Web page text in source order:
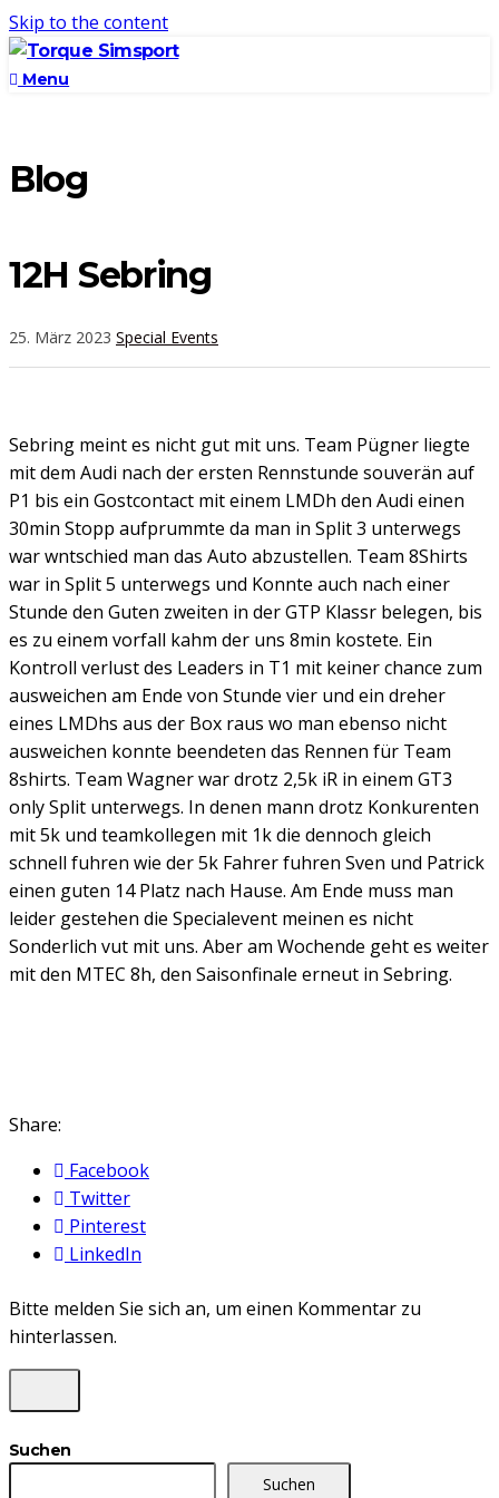
Skip to the content
Menu
Blog
12H Sebring
25. März 2023 Special Events
Sebring meint es nicht gut mit uns. Team Pügner liegte
mit dem Audi nach der ersten Rennstunde souverän auf
P1 bis ein Gostcontact mit einem LMDh den Audi einen
30min Stopp aufprummte da man in Split 3 unterwegs
war wntschied man das Auto abzustellen. Team 8Shirts
war in Split 5 unterwegs und Konnte auch nach einer
Stunde den Guten zweiten in der GTP Klassr belegen, bis
es zu einem vorfall kahm der uns 8min kostete. Ein
Kontroll verlust des Leaders in T1 mit keiner chance zum
ausweichen am Ende von Stunde vier und ein dreher
eines LMDhs aus der Box raus wo man ebenso nicht
ausweichen konnte beendeten das Rennen für Team
8shirts. Team Wagner war drotz 2,5k iR in einem GT3
only Split unterwegs. In denen mann drotz Konkurenten
mit 5k und teamkollegen mit 1k die dennoch gleich
schnell fuhren wie der 5k Fahrer fuhren Sven und Patrick
einen guten 14 Platz nach Hause. Am Ende muss man
leider gestehen die Specialevent meinen es nicht
Sonderlich vut mit uns. Aber am Wochende geht es weiter
mit den MTEC 8h, den Saisonfinale erneut in Sebring.
Share:
Facebook
Twitter
Pinterest
LinkedIn
Bitte melden Sie sich an, um einen Kommentar zu
hinterlassen.
Suchen
Suchen